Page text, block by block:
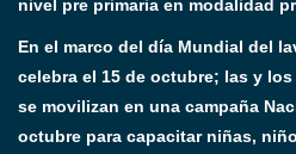
nivel pre primaria en modalidad
En el marco del día Mundial del
celebra el 15 de octubre; las y
se movilizan en una campaña
octubre para capacitar niñas,